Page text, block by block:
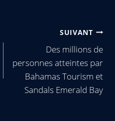
SUIVANT
Des millions de
personnes atteintes par
Bahamas Tourism et
Sandals Emerald Bay